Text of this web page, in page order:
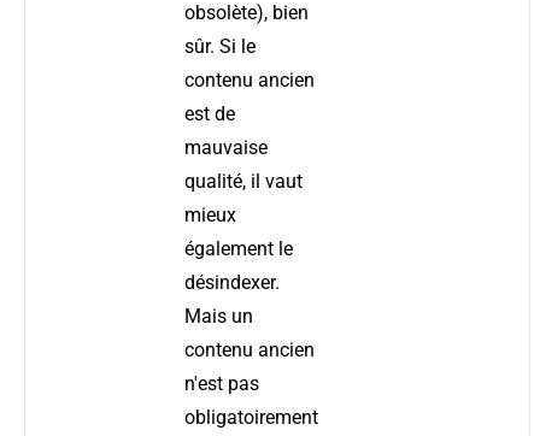
obsolète), bien
sûr. Si le
contenu ancien
est de
mauvaise
qualité, il vaut
mieux
également le
désindexer.
Mais un
contenu ancien
n'est pas
obligatoirement